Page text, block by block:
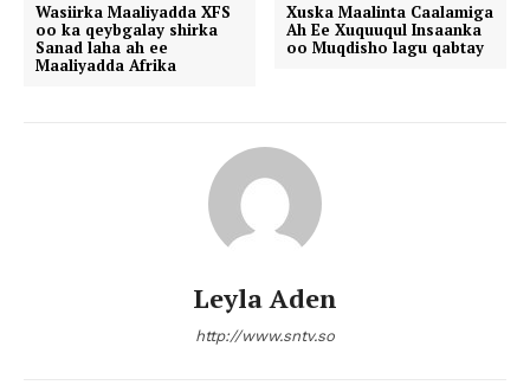
Wasiirka Maaliyadda XFS
oo ka qeybgalay shirka
Sanad laha ah ee
Maaliyadda Afrika
Xuska Maalinta Caalamiga
Ah Ee Xuquuqul Insaanka
oo Muqdisho lagu qabtay
Leyla Aden
http://www.sntv.so